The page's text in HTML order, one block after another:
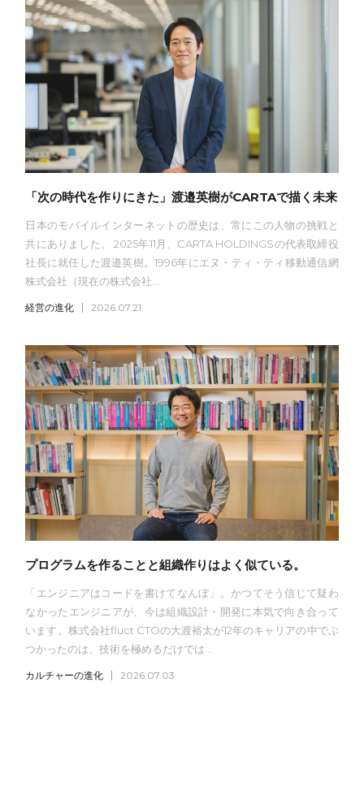
「次の時代を作りにきた」渡邉英樹がCARTAで描く未来
日本のモバイルインターネットの歴史は、常にこの人物の挑戦と
共にありました。 2025年11月、CARTA HOLDINGSの代表取締役
社長に就任した渡邉英樹。1996年にエヌ・ティ・ティ移動通信網
株式会社（現在の株式会社...
経営の進化 2026.07.21
プログラムを作ることと組織作りはよく似ている。
「エンジニアはコードを書けてなんぼ」。かつてそう信じて疑わ
なかったエンジニアが、今は組織設計・開発に本気で向き合って
います。株式会社fluct CTOの大渡裕太が12年のキャリアの中でぶ
つかったのは、技術を極めるだけでは...
カルチャーの進化 2026.07.03